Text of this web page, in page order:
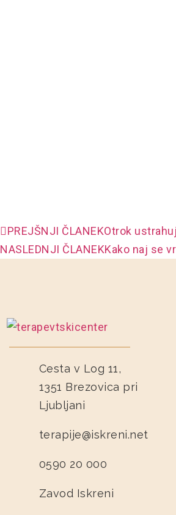
PREJŠNJI ČLANEKOtrok
NASLEDNJI ČLANEKKako naj se
Cesta v Log 11,
1351 Brezovica pri
Ljubljani
terapije@iskreni.net
0590 20 000
Zavod Iskreni